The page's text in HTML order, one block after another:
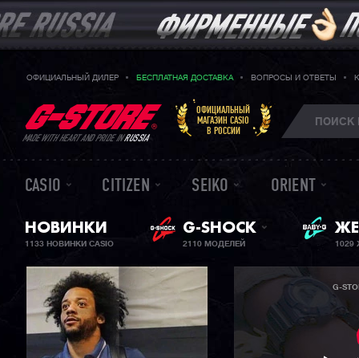
ОФИЦИАЛЬНЫЙ ДИЛЕР БЕСПЛАТНАЯ ДОСТАВКА ВОПРОСЫ И ОТВЕТЫ
MADE WITH HEART AND PRIDE INRUSSIA
ОФИЦИАЛЬНЫЙ
МАГАЗИН CASIO
В РОССИИ
CASIO CITIZEN SEIKO ORIENT
НОВИНКИ
1133 НОВИНКИ CASIO
G-SHOCK
2110 МОДЕЛЕЙ 1029
G-